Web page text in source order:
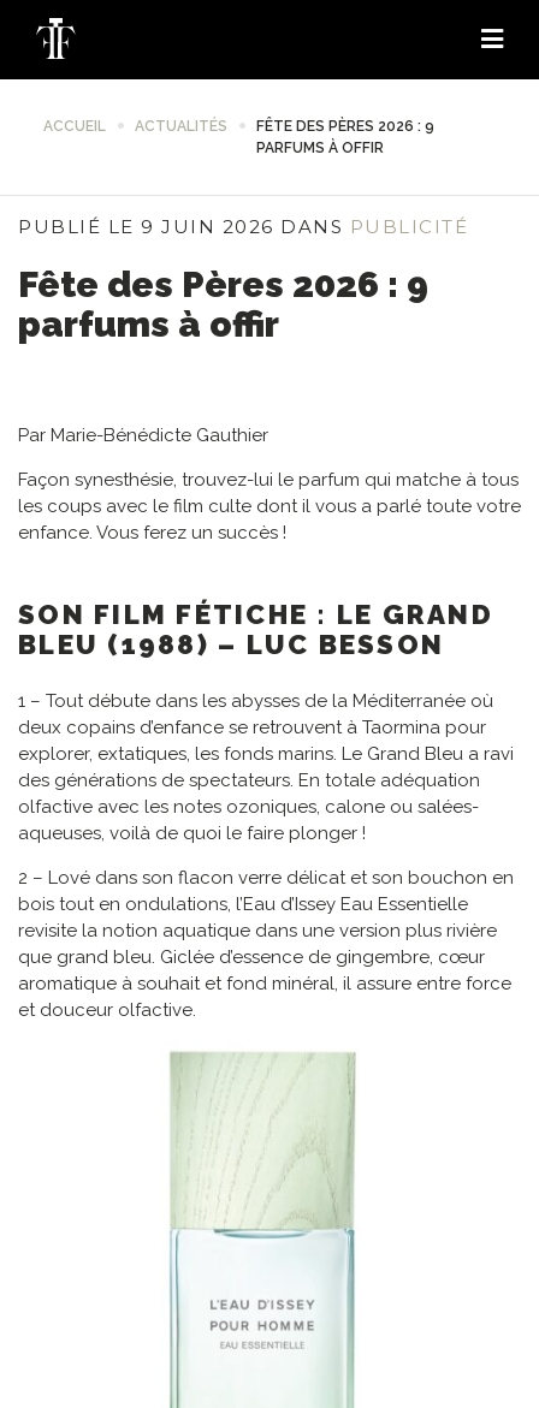
ACCUEIL ACTUALITÉS
FÊTE DES PÈRES 2026 : 9
PARFUMS À OFFIR
PUBLIÉ LE 9 JUIN 2026 DANS PUBLICITÉ
Fête des Pères 2026 : 9
parfums à offir
Par Marie-Bénédicte Gauthier
Façon synesthésie, trouvez-lui le parfum qui matche à tous
les coups avec le film culte dont il vous a parlé toute votre
enfance. Vous ferez un succès !
SON FILM FÉTICHE : LE GRAND
BLEU (1988) – LUC BESSON
1 – Tout débute dans les abysses de la Méditerranée où
deux copains d’enfance se retrouvent à Taormina pour
explorer, extatiques, les fonds marins. Le Grand Bleu a ravi
des générations de spectateurs. En totale adéquation
olfactive avec les notes ozoniques, calone ou salées-
aqueuses, voilà de quoi le faire plonger !
2 – Lové dans son flacon verre délicat et son bouchon en
bois tout en ondulations, l’Eau d’Issey Eau Essentielle
revisite la notion aquatique dans une version plus rivière
que grand bleu. Giclée d’essence de gingembre, cœur
aromatique à souhait et fond minéral, il assure entre force
et douceur olfactive.